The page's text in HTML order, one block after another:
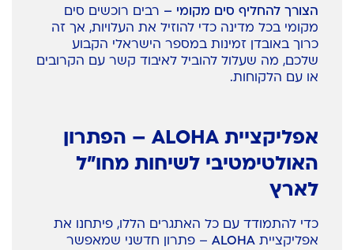
הצורך להחליף סים מקומי – רבים רוכשים סים
מקומי בכל מדינה כדי להוזיל את העלויות, אך זה
כרוך באובדן זמינות במספר הישראלי הקבוע
שלכם, מה שעלול להוביל לאיבוד קשר עם הקרובים
או עם הלקוחות.
אפליקציית ALOHA – הפתרון
האולטימטיבי לשיחות מחו"ל
לארץ
כדי להתמודד עם כל האתגרים הללו, פיתחנו את
אפליקציית ALOHA – פתרון חדשני שמאפשר